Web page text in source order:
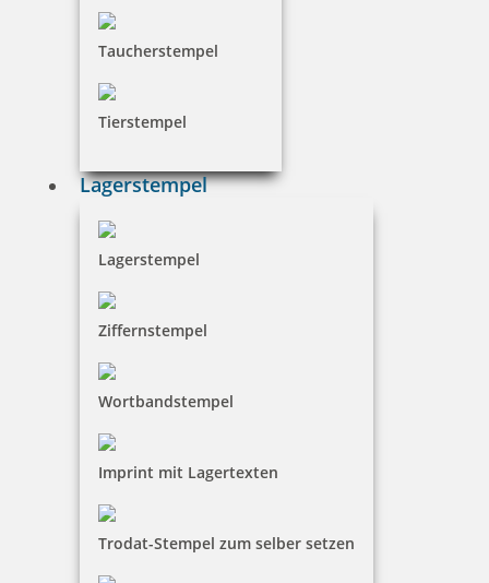
Taucherstempel
Tierstempel
Lagerstempel
Lagerstempel
Ziffernstempel
Wortbandstempel
Imprint mit Lagertexten
Trodat-Stempel zum selber setzen
Jetzt gestalten
Prägezangen Einsatz für Trodat Ideal Prägezange 51mm rund
Jetzt gestalten